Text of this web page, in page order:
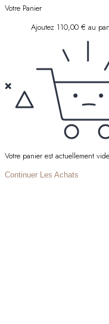
Votre Panier
Ajoutez 110,00 € au
Votre panier est actuellement vide
Continuer Les Achats